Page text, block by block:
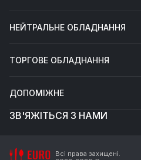
НЕЙТРАЛЬНЕ ОБЛАДНАННЯ
ТОРГОВЕ ОБЛАДНАННЯ
ДОПОМІЖНЕ
ЗВ'ЯЖІТЬСЯ З НАМИ
Всі права захищені.